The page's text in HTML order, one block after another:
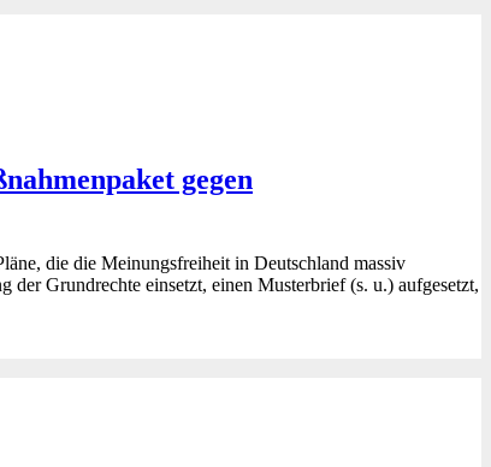
gegen
die die Meinungsfreiheit in Deutschland massiv
Grundrechte einsetzt, einen Musterbrief (s. u.) aufgesetzt,